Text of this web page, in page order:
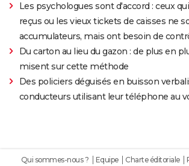
Les psychologues sont d'accord : ceux
reçus ou les vieux tickets de caisses ne
accumulateurs, mais ont besoin de
Du carton au lieu du gazon : de plus en
misent sur cette méthode
Des policiers déguisés en buisson
conducteurs utilisant leur téléphone au
Qui sommes-nous ? Equipe Charte éditoriale